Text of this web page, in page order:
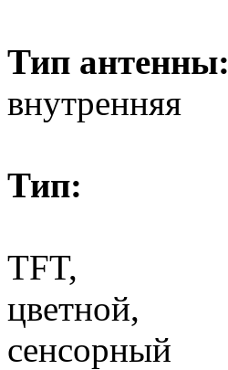
Тип антенны:
внутренняя
Тип:
TFT,
цветной,
сенсорный